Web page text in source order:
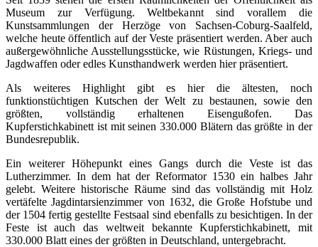
Museum zur Verfügung. Weltbekannt sind vorallem die
Kunstsammlungen der Herzöge von Sachsen-Coburg-Saalfeld,
welche heute öffentlich auf der Veste präsentiert werden. Aber auch
außergewöhnliche Ausstellungsstücke, wie Rüstungen, Kriegs- und
Jagdwaffen oder edles Kunsthandwerk werden hier präsentiert.
Als weiteres Highlight gibt es hier die ältesten, noch
funktionstüchtigen Kutschen der Welt zu bestaunen, sowie den
größten, vollständig erhaltenen Eisengußofen. Das
Kupferstichkabinett ist mit seinen 330.000 Blätern das größte in der
Bundesrepublik.
Ein weiterer Höhepunkt eines Gangs durch die Veste ist das
Lutherzimmer. In dem hat der Reformator 1530 ein halbes Jahr
gelebt. Weitere historische Räume sind das vollständig mit Holz
vertäfelte Jagdintarsienzimmer von 1632, die Große Hofstube und
der 1504 fertig gestellte Festsaal sind ebenfalls zu besichtigen. In der
Feste ist auch das weltweit bekannte Kupferstichkabinett, mit
330.000 Blatt eines der größten in Deutschland, untergebracht.